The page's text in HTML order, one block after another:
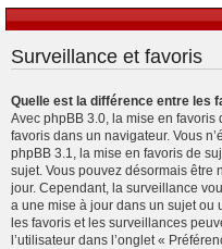
Surveillance et favoris
Quelle est la différence entre les
Avec phpBB 3.0, la mise en favoris
favoris dans un navigateur. Vous
phpBB 3.1, la mise en favoris de
sujet. Vous pouvez désormais être
jour. Cependant, la surveillance
a une mise à jour dans un sujet ou
les favoris et les surveillances
l’utilisateur dans l’onglet «